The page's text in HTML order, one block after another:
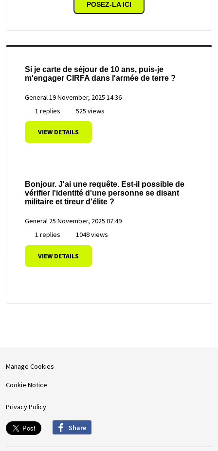
POSEZ-LA ICI
Si je carte de séjour de 10 ans, puis-je
m'engager CIRFA dans l'armée de terre ?
General19 November, 2025 14:36
1 replies
525 views
VIEW DETAILS
Bonjour. J'ai une requête. Est-il possible de
vérifier l'identité d'une personne se disant
militaire et tireur d'élite ?
General 25 November, 2025 07:49
1 replies
1048 views
VIEW DETAILS
Manage Cookies
Cookie Notice
Privacy Policy
Share